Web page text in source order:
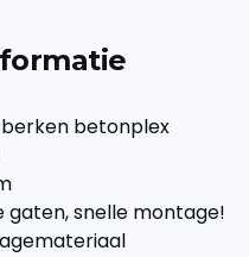
betonplex
snelle montage!